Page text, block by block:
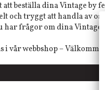
beställa dina Vintage by
och tryggt att handla av
har frågor om dina Vintage
i vår webbshop –